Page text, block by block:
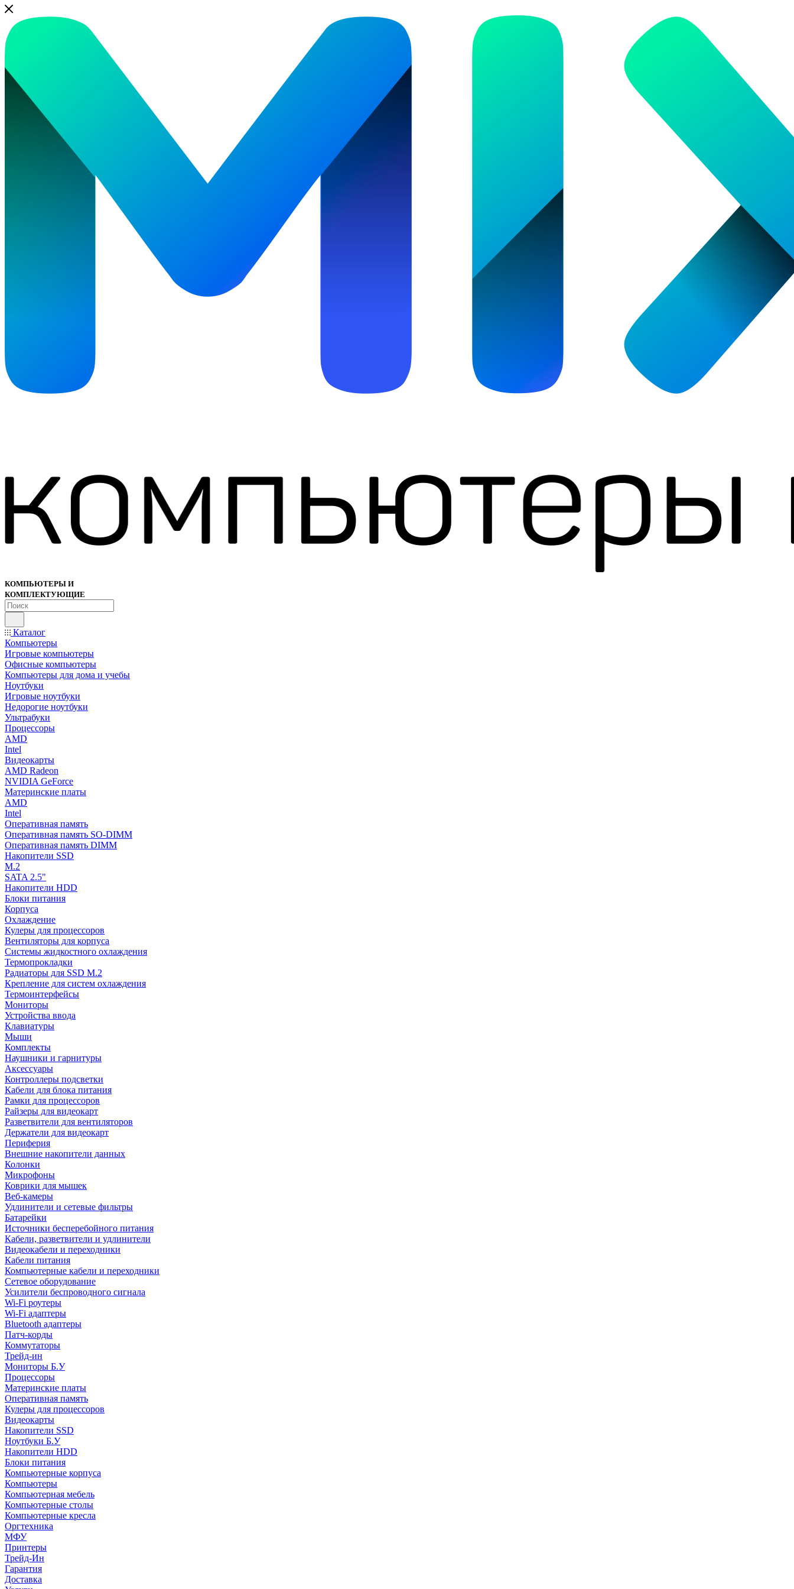
КОМПЬЮТЕРЫ И
КОМПЛЕКТУЮЩИЕ
Каталог
Компьютеры
Игровые компьютеры
Офисные компьютеры
Компьютеры для дома и учебы
Ноутбуки
Игровые ноутбуки
Недорогие ноутбуки
Ультрабуки
Процессоры
AMD
Intel
Видеокарты
AMD Radeon
NVIDIA GeForce
Материнские платы
AMD
Intel
Оперативная память
Оперативная память SO-DIMM
Оперативная память DIMM
Накопители SSD
M.2
SATA 2.5"
Накопители HDD
Блоки питания
Корпуса
Охлаждение
Кулеры для процессоров
Вентиляторы для корпуса
Системы жидкостного охлаждения
Термопрокладки
Радиаторы для SSD M.2
Крепление для систем охлаждения
Термоинтерфейсы
Мониторы
Устройства ввода
Клавиатуры
Мыши
Комплекты
Наушники и гарнитуры
Аксессуары
Контроллеры подсветки
Кабели для блока питания
Рамки для процессоров
Райзеры для видеокарт
Разветвители для вентиляторов
Держатели для видеокарт
Периферия
Внешние накопители данных
Колонки
Микрофоны
Коврики для мышек
Веб-камеры
Удлинители и сетевые фильтры
Батарейки
Источники бесперебойного питания
Кабели, разветвители и удлинители
Видеокабели и переходники
Кабели питания
Компьютерные кабели и переходники
Сетевое оборудование
Усилители беспроводного сигнала
Wi-Fi роутеры
Wi-Fi адаптеры
Bluetooth адаптеры
Патч-корды
Коммутаторы
Трейд-ин
Мониторы Б.У
Процессоры
Материнские платы
Оперативная память
Кулеры для процессоров
Видеокарты
Накопители SSD
Ноутбуки Б.У
Накопители HDD
Блоки питания
Компьютерные корпуса
Компьютеры
Компьютерная мебель
Компьютерные столы
Компьютерные кресла
Оргтехника
МФУ
Принтеры
Трейд-Ин
Гарантия
Доставка